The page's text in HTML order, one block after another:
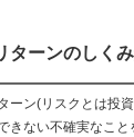
ターンのしく
ーン(リスクとは投
きない不確実なこと